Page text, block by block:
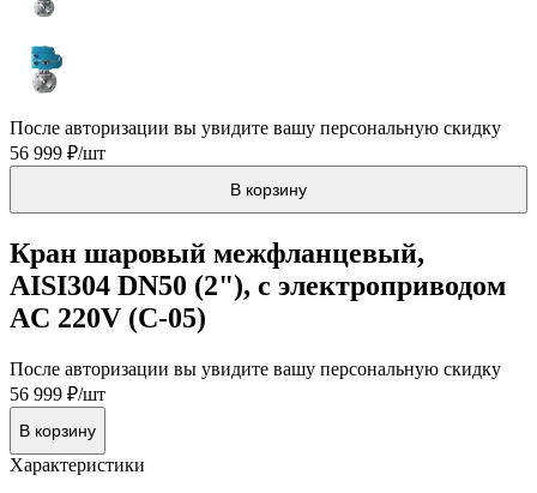
После авторизации вы увидите вашу персональную скидку
56 999 ₽/шт
В корзину
Кран шаровый межфланцевый,
AISI304 DN50 (2"), с электроприводом
AC 220V (С-05)
После авторизации вы увидите вашу персональную скидку
56 999 ₽/шт
В корзину
Характеристики